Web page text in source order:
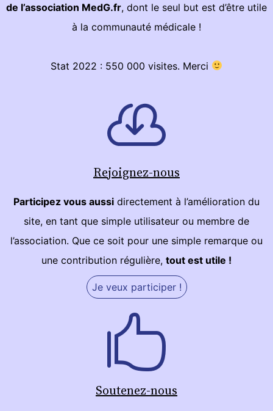
de l’association MedG.fr, dont le seul but est d’être utile
à la communauté médicale !
Stat 2022 : 550 000 visites. Merci
Rejoignez-nous
Participez vous aussi directement à l’amélioration du
site, en tant que simple utilisateur ou membre de
l’association. Que ce soit pour une simple remarque ou
une contribution régulière, tout est utile !
Je veux participer !
Soutenez-nous